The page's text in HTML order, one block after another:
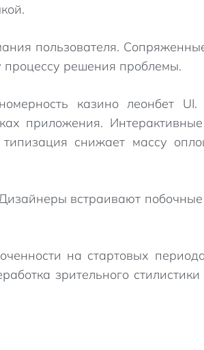
пользователя.
процессу решения проблемы.
казино леонбет
приложения.
снижает массу
встраивают
на стартовых
зрительного